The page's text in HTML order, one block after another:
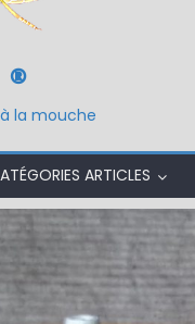
®
la mouche
ARTICLES